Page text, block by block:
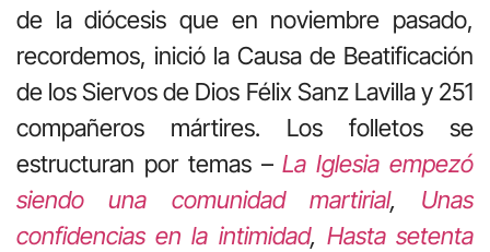
de la diócesis que en noviembre pasado,
recordemos, inició la Causa de Beatificación
de los Siervos de Dios Félix Sanz Lavilla y 251
compañeros mártires. Los folletos se
estructuran por temas –La Iglesia empezó
siendo una comunidad martirial, Unas
confidencias en la intimidad, Hasta setenta